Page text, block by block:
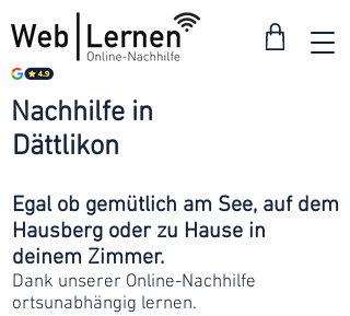
Dättlikon
Nachhilfe in
Egal ob gemütlich am See, auf dem
Hausberg oder zu Hause in
deinem Zimmer.
Dank unserer Online-Nachhilfe
ortsunabhängig lernen.